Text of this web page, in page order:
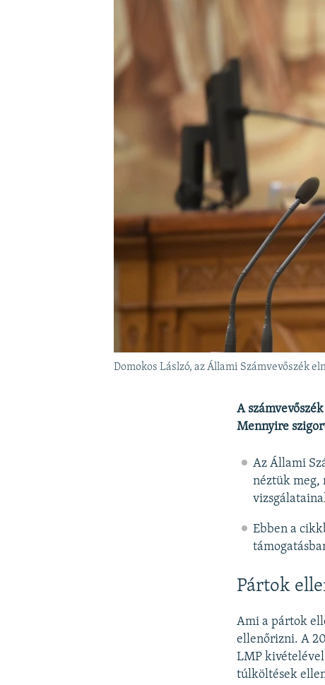
A MÚLT TANULSÁGAI
Domokos Láslzó, az Állami Számvevőszék
A
Mennyire
Az Állami
néztük meg,
Ebben a
Pártok
Ami a pártok
ellenőrizni. A
LMP
túlköltések